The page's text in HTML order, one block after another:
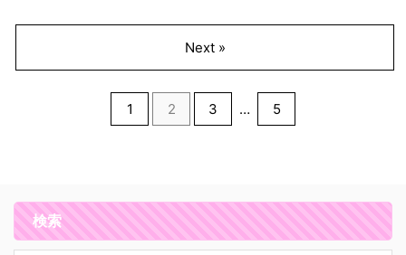
1 2 3 … 5
Next »
検索